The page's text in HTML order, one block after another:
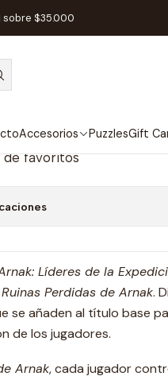
Accesorios PuzzlesGift
sobre $35.000
Expedición - Español
de
de favoritos
Líderes de la
Perdidas de Arnak.
se añaden al título base
de los jugadores.
Arnak, cada jugador